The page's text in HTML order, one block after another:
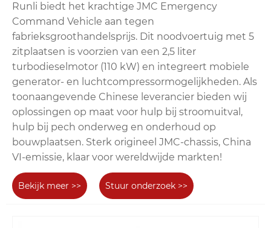
Runli biedt het krachtige JMC Emergency
Command Vehicle aan tegen
fabrieksgroothandelsprijs. Dit noodvoertuig met 5
zitplaatsen is voorzien van een 2,5 liter
turbodieselmotor (110 kW) en integreert mobiele
generator- en luchtcompressormogelijkheden. Als
toonaangevende Chinese leverancier bieden wij
oplossingen op maat voor hulp bij stroomuitval,
hulp bij pech onderweg en onderhoud op
bouwplaatsen. Sterk origineel JMC-chassis, China
VI-emissie, klaar voor wereldwijde markten!
Bekijk meer >> Stuur onderzoek >>